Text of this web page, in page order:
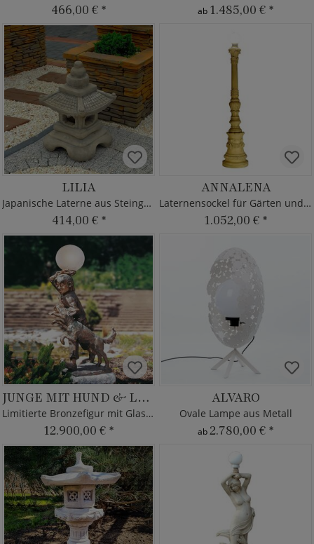
466,00 € * ab 1.485,00 € *
LILIA
Japanische Laterne aus Steinguss
414,00 € *
ANNALENA
Laternensockel für Gärten und Parks
1.052,00 € *
JUNGE MIT HUND & LAMPE
Limitierte Bronzefigur mit Glaskugel
12.900,00 € *
ALVARO
Ovale Lampe aus Metall
ab2.780,00 € *